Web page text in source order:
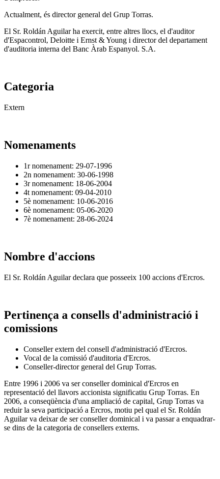
Actualment, és director general del Grup Torras.
El Sr. Roldán Aguilar ha exercit, entre altres llocs, el d'auditor
d'Espacontrol, Deloitte i Ernst & Young i director del departament
d'auditoria interna del Banc Àrab Espanyol. S.A.
Categoria
Extern
Nomenaments
1r nomenament: 29-07-1996
2n nomenament: 30-06-1998
3rnomenament: 18-06-2004
4t nomenament: 09-04-2010
5è nomenament: 10-06-2016
6è nomenament: 05-06-2020
7è nomenament: 28-06-2024
Nombre d'accions
El Sr. Roldán Aguilar declara que posseeix 100 accions d'Ercros.
Pertinença a consells d'administració i
comissions
Conseller extern del consell d'administració d'Ercros.
Vocal de la comissió d'auditoria d'Ercros.
Conseller-director general del Grup Torras.
Entre 1996 i 2006 va ser conseller dominical d'Ercros en
representació del llavors accionista significatiu Grup Torras. En
2006, a conseqüència d'una ampliació de capital, Grup Torras va
reduir la seva participació a Ercros, motiu pel qual el Sr. Roldán
Aguilar va deixar de ser conseller dominical i va passar a enquadrar-
se dins de la categoria de consellers externs.